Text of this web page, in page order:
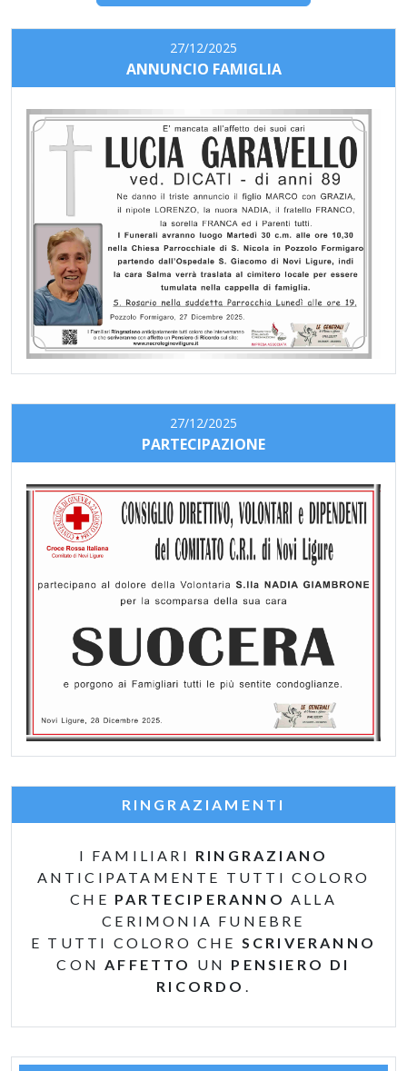
27/12/2025
ANNUNCIO FAMIGLIA
27/12/2025
PARTECIPAZIONE
RINGRAZIAMENTI
I FAMILIARI RINGRAZIANO
ANTICIPATAMENTE TUTTI COLORO
CHE PARTECIPERANNO ALLA
CERIMONIA FUNEBRE
E TUTTI COLORO CHE SCRIVERANNO
CON AFFETTO UN PENSIERO DI
RICORDO